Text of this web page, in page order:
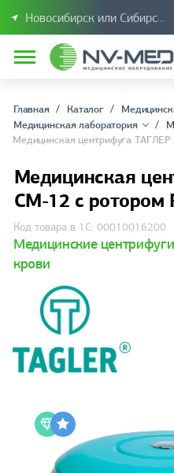
Новосибирск или
Главная Каталог
Медицинская лаборатория
Медицинская центрифуга
Медицинская
СМ-12 с ротором
Код товара в 1С: 00010016200
Медицинские центрифуги
крови